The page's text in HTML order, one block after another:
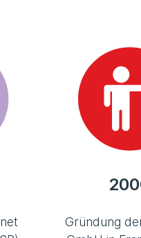
Gründung